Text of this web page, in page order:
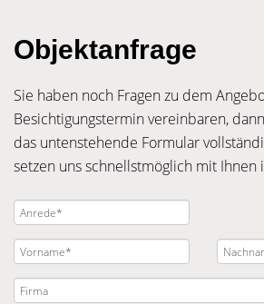
Objektanfrage
Sie haben noch Fragen zu dem
Besichtigungstermin vereinbaren,
das untenstehende Formular
setzen uns schnellstmöglich mit Ihnen